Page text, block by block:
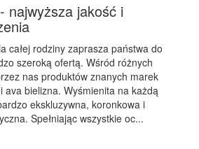
najwyższa jakość i
całej rodziny zaprasza państwa do
szeroką ofertą. Wśród różnych
nas produktów znanych marek
ava bielizna. Wyśmienita na każdą
ekskluzywna, koronkowa i
Spełniając wszystkie oc...